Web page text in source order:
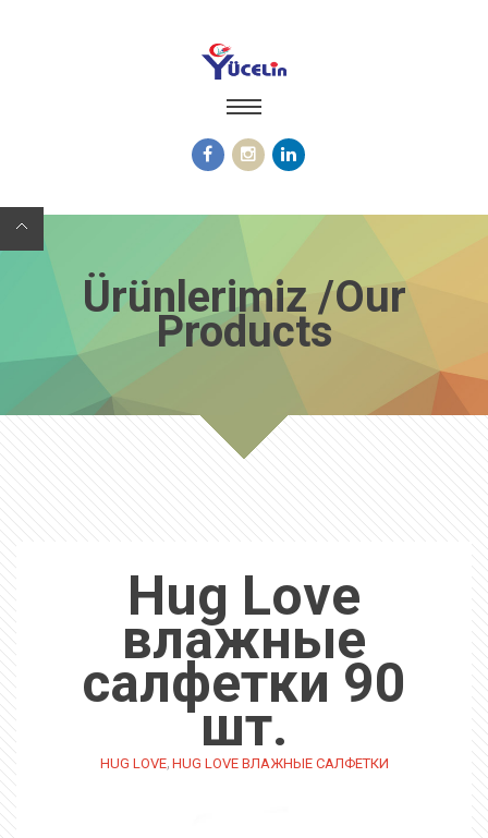
Ürünlerimiz /Our
Products
Hug Love
влажные
салфетки 90
шт.
HUG LOVE, HUG LOVE ВЛАЖНЫЕ САЛФЕТКИ